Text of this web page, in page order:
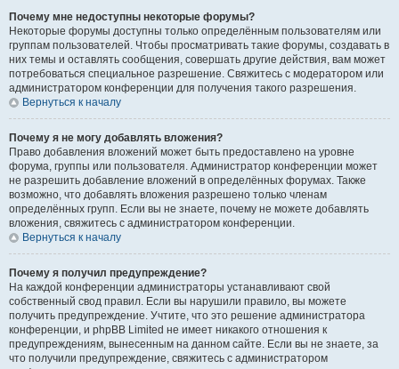
Почему мне недоступны некоторые форумы?
Некоторые форумы доступны только определённым пользователям или
группам пользователей. Чтобы просматривать такие форумы, создавать в
них темы и оставлять сообщения, совершать другие действия, вам может
потребоваться специальное разрешение. Свяжитесь с модератором или
администратором конференции для получения такого разрешения.
Вернуться к началу
Почему я не могу добавлять вложения?
Право добавления вложений может быть предоставлено на уровне
форума, группы или пользователя. Администратор конференции может
не разрешить добавление вложений в определённых форумах. Также
возможно, что добавлять вложения разрешено только членам
определённых групп. Если вы не знаете, почему не можете добавлять
вложения, свяжитесь с администратором конференции.
Вернуться к началу
Почему я получил предупреждение?
На каждой конференции администраторы устанавливают свой
собственный свод правил. Если вы нарушили правило, вы можете
получить предупреждение. Учтите, что это решение администратора
конференции, и phpBB Limited не имеет никакого отношения к
предупреждениям, вынесенным на данном сайте. Если вы не знаете, за
что получили предупреждение, свяжитесь с администратором